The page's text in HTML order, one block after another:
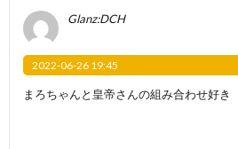
Glanz:DCH
2022-06-26 19:45
まろちゃんと皇帝さんの組み合わせ好き